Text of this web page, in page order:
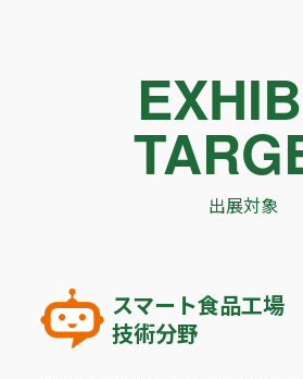
出展対象
スマート食品工場
技術分野